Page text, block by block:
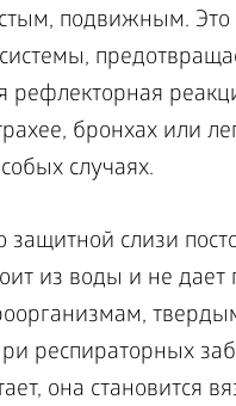
подвижным. Это
рефлекторная
бронхах или
случаях.
защитной слизи
из воды и не
респираторных
она становится